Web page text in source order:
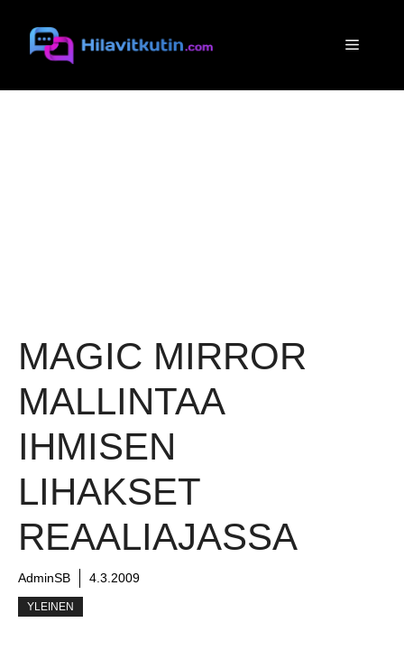
sisältöön
Valikko
MAGIC MIRROR
MALLINTAA
IHMISEN
LIHAKSET
REAALIAJASSA
AdminSB 4.3.2009
YLEINEN